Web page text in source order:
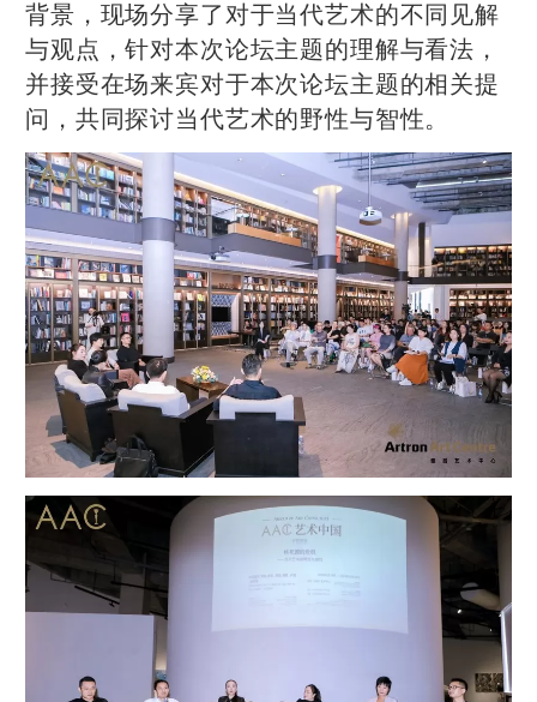
背景，现场分享了对于当代艺术的不同见解
与观点，针对本次论坛主题的理解与看法，
并接受在场来宾对于本次论坛主题的相关提
问，共同探讨当代艺术的野性与智性。